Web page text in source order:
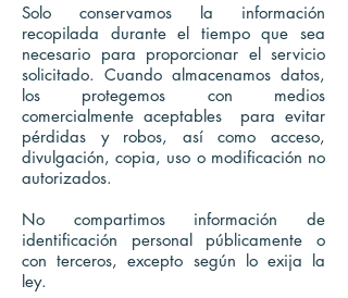
Solo conservamos la información
recopilada durante el tiempo que sea
necesario para proporcionar el servicio
solicitado. Cuando almacenamos datos,
los protegemos con medios
comercialmente aceptables ​​ para evitar
pérdidas y robos, así como acceso,
divulgación, copia, uso o modificación no
autorizados.
No compartimos información de
identificación personal públicamente o
con terceros, excepto según lo exija la
ley.